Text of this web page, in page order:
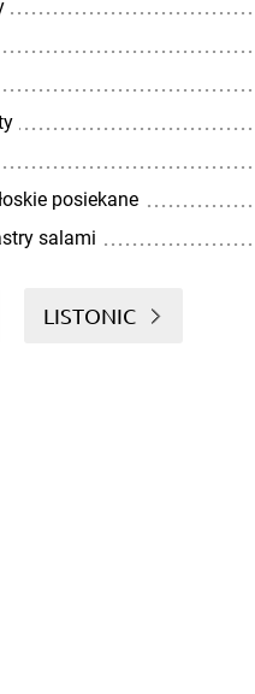
posiekane
salami
LISTONIC